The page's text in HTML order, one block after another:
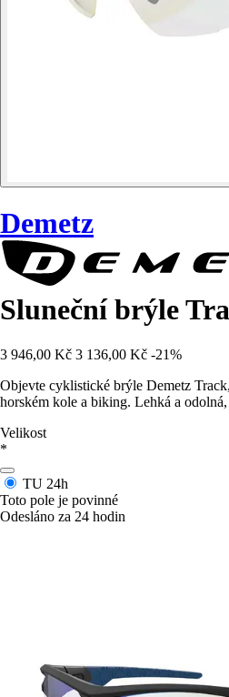
Demetz
Sluneční brýle
3 946,00 Kč 3 136,00 Kč -21%
Objevte cyklistické brýle Demetz
horském kole a biking. Lehká a
Velikost
*
TU 24h
Toto pole je povinné
Odesláno za 24 hodin